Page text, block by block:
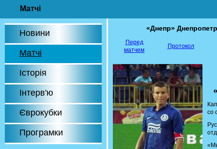
Матчі
Новини
Матчі
Історія
Інтерв'ю
Єврокубки
Програмки
«Днепр»
Перед
матчем
Протокол
со